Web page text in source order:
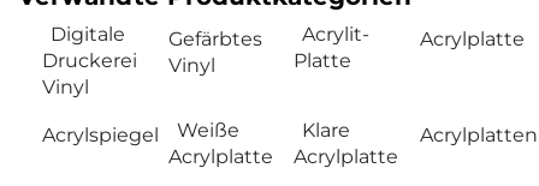
Digitale
Druckerei
Vinyl
Gefärbtes
Vinyl
Acrylit-
Platte
Acrylplatte
Acrylspiegel
Weiße
Acrylplatte
Klare
Acrylplatte
Acrylplatten